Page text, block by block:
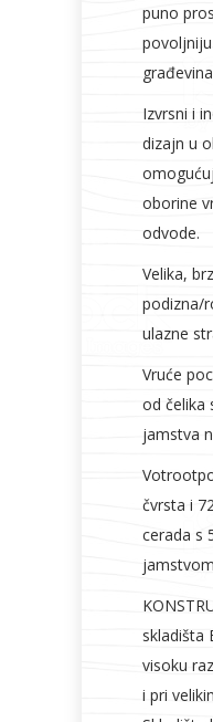
puno
Izvrsni i
dizajn u
oborine
odvode.
Velika,
podizna/
ulazne
Vruće
od čelika
jamstva
čvrsta i
cerada s
skladišta
visoku
i pri